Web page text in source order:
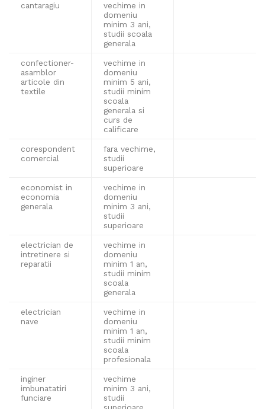
cantaragiu
vechime in
domeniu
minim 3 ani,
studii scoala
generala
confectioner-
asamblor
articole din
textile
vechime in
domeniu
minim 5 ani,
studii minim
scoala
generala si
curs de
calificare
corespondent
comercial
fara vechime,
studii
superioare
economist in
economia
generala
vechime in
domeniu
minim 3 ani,
studii
superioare
electrician de
intretinere si
reparatii
vechime in
domeniu
minim 1 an,
studii minim
scoala
generala
electrician
nave
vechime in
domeniu
minim 1 an,
studii minim
scoala
profesionala
inginer
imbunatatiri
funciare
vechime
minim 3 ani,
studii